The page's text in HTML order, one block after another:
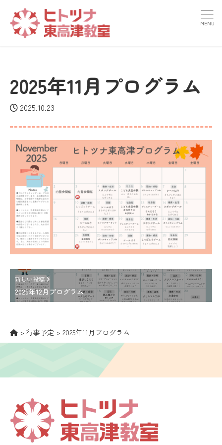
MENU
2025年11月プログラム
2025.10.23
新しい投稿
2025年12月プログラム
> 行事予定 > 2025年11月プログラム